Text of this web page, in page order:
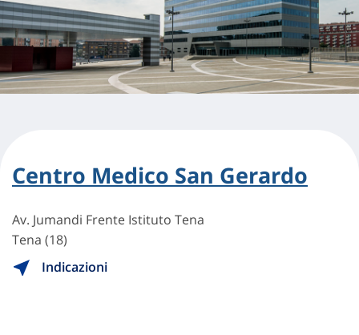
Centro Medico San Gerardo
Av. Jumandi Frente Istituto Tena
Tena (18)
Indicazioni